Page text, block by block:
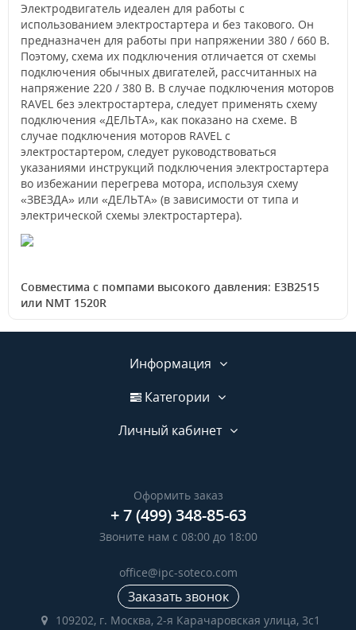
Электродвигатель идеален для работы с
использованием электростартера и без такового. Он
предназначен для работы при напряжении 380 / 660 В.
Поэтому, схема их подключения отличается от схемы
подключения обычных двигателей, рассчитанных на
напряжение 220 / 380 В. В случае подключения моторов
RAVEL без электростартера, следует применять схему
подключения «ДЕЛЬТА», как показано на схеме. В
случае подключения моторов RAVEL с
электростартером, следует руководствоваться
указаниями инструкций подключения электростартера
во избежании перегрева мотора, используя схему
«ЗВЕЗДА» или «ДЕЛЬТА» (в зависимости от типа и
электрической схемы электростартера).
Совместима с помпами высокого давления: E3B2515
или NMT 1520R
Информация
Категории
Личный кабинет
Оформить заказ
+ 7 (499) 348-85-63
Звоните нам с 08:00 до 18:00
office@ipc-soteco.com
Заказать звонок
109202, г. Москва, 2-я Карачаровская улица, 3с1